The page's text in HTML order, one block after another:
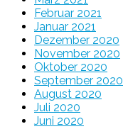
Februar 2021
Januar 2021
Dezember 2020
November 2020
Oktober 2020
September 2020
August 2020
Juli 2020
Juni 2020